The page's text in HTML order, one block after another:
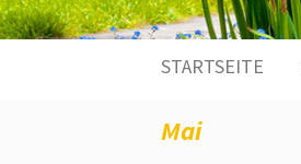
STARTSEITE
Mai